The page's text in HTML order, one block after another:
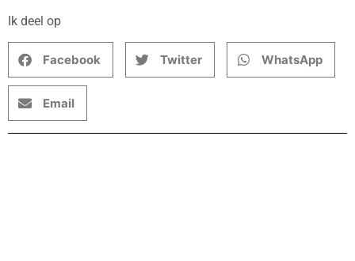
Ik deel op
Facebook Twitter WhatsApp
Email